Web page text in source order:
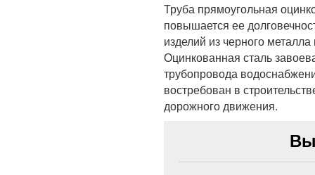
Труба прямоугольная
повышается ее
изделий из черного
Оцинкованная сталь
трубопровода
востребован в
дорожного движения.